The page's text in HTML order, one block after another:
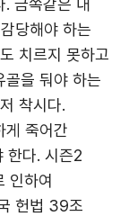
당해야 하는
치르지 못하고
골을 둬야 하는
착시다.
게 죽어간
한다. 시즌2
인하여
헌법 39조